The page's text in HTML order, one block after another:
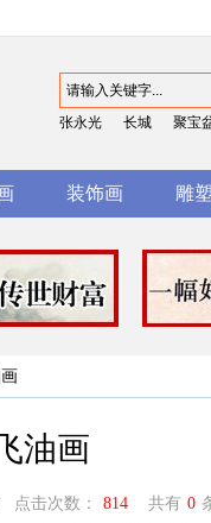
张永光 长城 聚宝
装饰画 雕
油画
点击次数： 814 共有 0